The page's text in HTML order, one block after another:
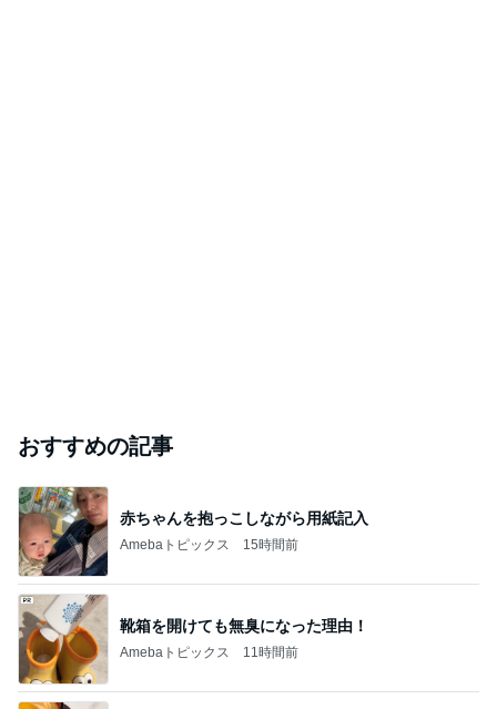
おすすめの記事
赤ちゃんを抱っこしながら用紙記入
Amebaトピックス 15時間前
靴箱を開けても無臭になった理由！
Amebaトピックス 11時間前